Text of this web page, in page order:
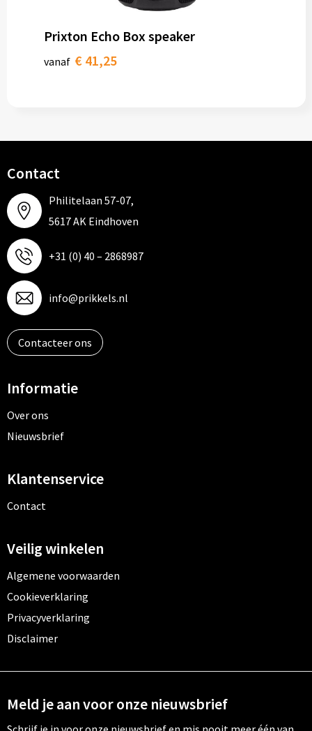
Prixton Echo Box speaker
vanaf € 41,25
Contact
Philitelaan 57-07,
5617 AK Eindhoven
+31 (0) 40 – 2868987
info@prikkels.nl
Contacteer ons
Informatie
Over ons
Nieuwsbrief
Klantenservice
Contact
Veilig winkelen
Algemene voorwaarden
Cookieverklaring
Privacyverklaring
Disclaimer
Meld je aan voor onze nieuwsbrief